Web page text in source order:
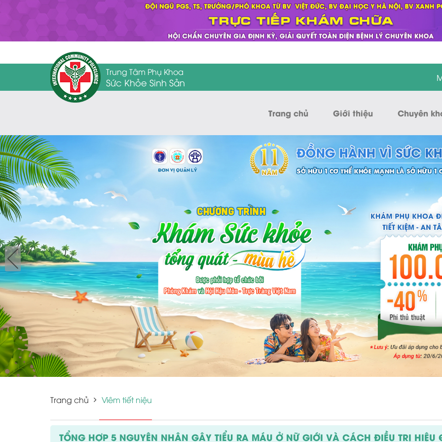
Trung Tâm Phụ Khoa
Sức Khỏe Sinh Sản
Trang chủ Giới thiệu Chuyên
Trang chủ Viêm tiết niệu
TỔNG HỢP 5 NGUYÊN NHÂN GÂY TIỂU RA MÁU Ở NỮ GIỚI VÀ CÁCH ĐIỀU TRỊ HIỆU